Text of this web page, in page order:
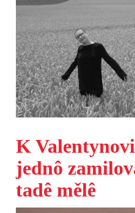
K
jednô
tadê mělê